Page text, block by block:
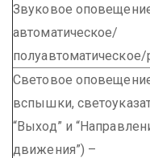
Звуковое
автоматическое/
полуавтоматическое/
Световое
вспышки,
“Выход” и
движения”) –